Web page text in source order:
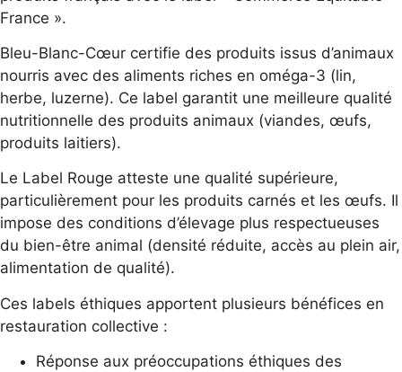
France ».
Bleu-Blanc-Cœur certifie des produits issus d’animaux
nourris avec des aliments riches en oméga-3 (lin,
herbe, luzerne). Ce label garantit une meilleure qualité
nutritionnelle des produits animaux (viandes, œufs,
produits laitiers).
Le Label Rouge atteste une qualité supérieure,
particulièrement pour les produits carnés et les œufs. Il
impose des conditions d’élevage plus respectueuses
du bien-être animal (densité réduite, accès au plein air,
alimentation de qualité).
Ces labels éthiques apportent plusieurs bénéfices en
restauration collective :
Réponse aux préoccupations éthiques des